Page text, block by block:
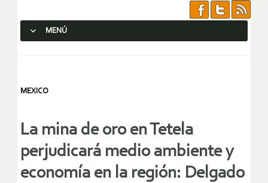
MENÚ
MEXICO
La mina de oro en Tetela
perjudicará medio ambiente y
economía en la región: Delgado